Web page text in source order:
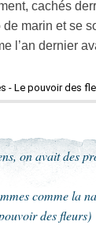
cachés
marin et se
l’an dernier
- Le pouvoir des
on avait des
comme la
des fleurs)